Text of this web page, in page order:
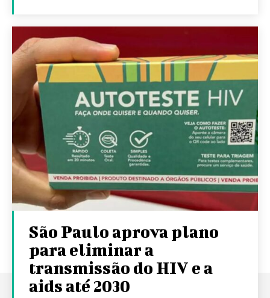
São Paulo aprova plano
para eliminar a
transmissão do HIV e a
aids até 2030